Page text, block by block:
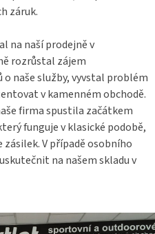
záruk.
na naší prodejně v
rozrůstal zájem
naše služby, vyvstal problém
v kamenném obchodě.
firma spustila začátkem
funguje v klasické podobě,
zásilek. V případě osobního
na našem skladu v